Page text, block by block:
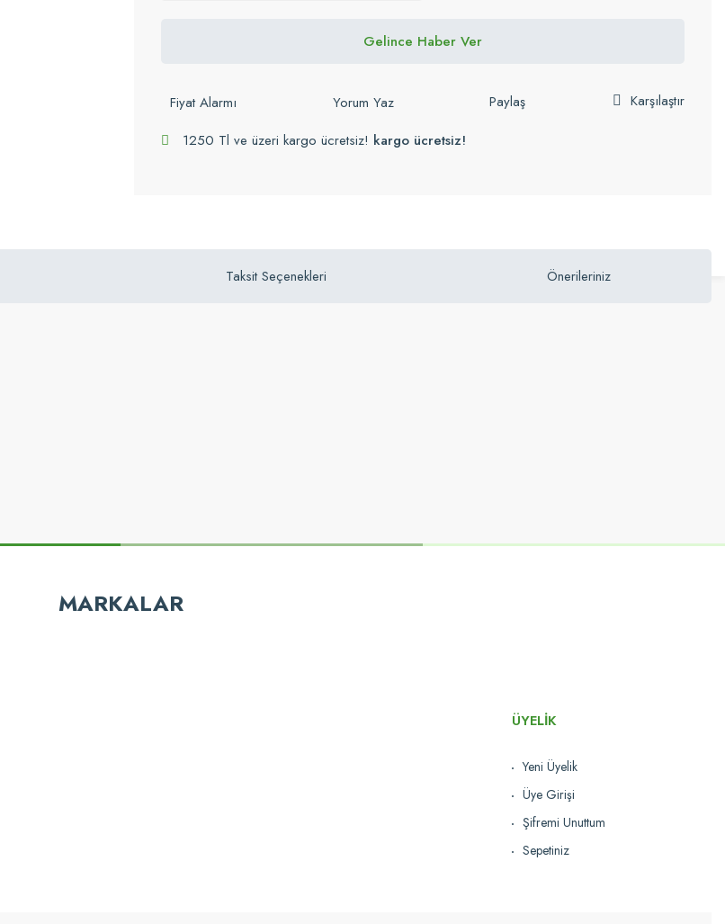
Gelince Haber Ver
Fiyat Alarmı Yorum Yaz Paylaş
Karşılaştır
1250 Tl ve üzeri kargo ücretsiz! kargo ücretsiz!
Taksit Seçenekleri Önerileriniz
MARKALAR
ÜYELİK
Yeni Üyelik
Üye Girişi
Şifremi Unuttum
Sepetiniz